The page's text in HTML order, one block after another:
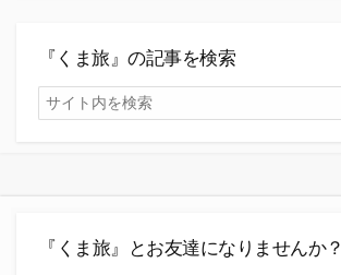
『くま旅』の記事を検索
検
索
『くま旅』とお友達になりませんか？